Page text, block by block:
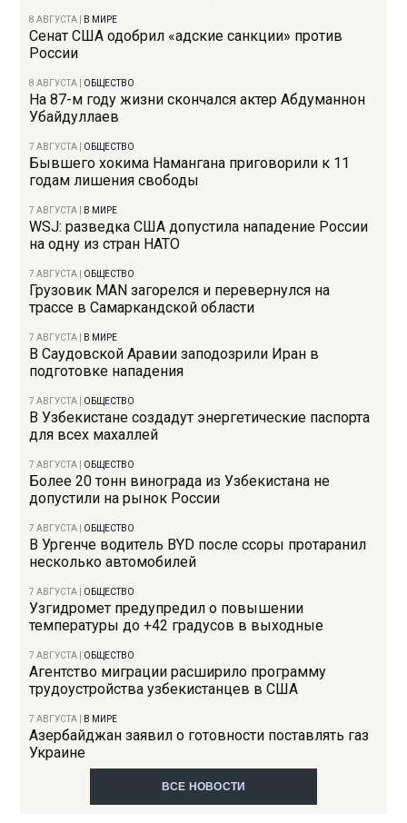
8 АВГУСТА В МИРЕ
Сенат США одобрил «адские санкции» против
России
8 АВГУСТА ОБЩЕСТВО
На 87-м году жизни скончался актер Абдуманнон
Убайдуллаев
7 АВГУСТА ОБЩЕСТВО
Бывшего хокима Намангана приговорили к 11
годам лишения свободы
7 АВГУСТА В МИРЕ
WSJ: разведка США допустила нападение России
на одну из стран НАТО
7 АВГУСТА ОБЩЕСТВО
Грузовик MAN загорелся и перевернулся на
трассе в Самаркандской области
7 АВГУСТА В МИРЕ
В Саудовской Аравии заподозрили Иран в
подготовке нападения
7 АВГУСТА ОБЩЕСТВО
В Узбекистане создадут энергетические паспорта
для всех махаллей
7 АВГУСТА ОБЩЕСТВО
Более 20 тонн винограда из Узбекистана не
допустили на рынок России
7 АВГУСТА ОБЩЕСТВО
В Ургенче водитель BYD после ссоры протаранил
несколько автомобилей
7 АВГУСТА ОБЩЕСТВО
Узгидромет предупредил о повышении
температуры до +42 градусов в выходные
7 АВГУСТА ОБЩЕСТВО
Агентство миграции расширило программу
трудоустройства узбекистанцев в США
7 АВГУСТА В МИРЕ
Азербайджан заявил о готовности поставлять газ
Украине
ВСЕ НОВОСТИ